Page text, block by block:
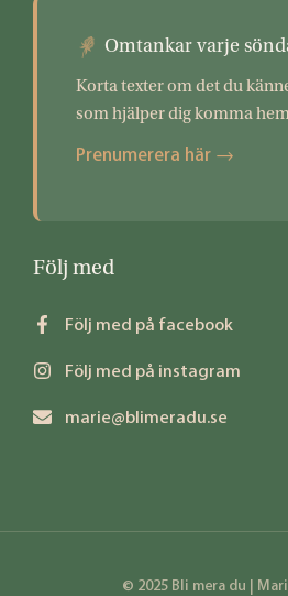
Omtankar varje
Korta texter om det du
som hjälper dig komma
Prenumerera här →
Följ med
Följ med på facebook
Följ med på instagram
marie@blimeradu.se
© 2025 Bli mera du |